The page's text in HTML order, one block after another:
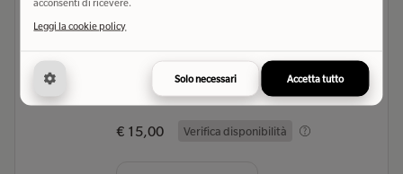
Mondadori (2019)
- Editore
(6)
€ 15,00 Verifica disponibilità
Leggi la cookie policy
Solo necessari Accetta tutto